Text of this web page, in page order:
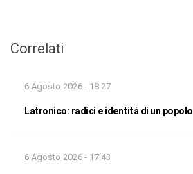
Correlati
6 Agosto 2026 - 18:27
Latronico: radici e identità di un popolo
6 Agosto 2026 - 17:43